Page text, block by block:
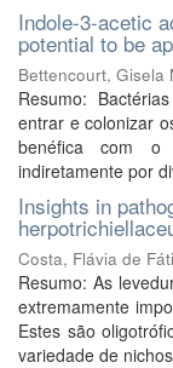
Indole-3-acetic
potential to be
Bettencourt, Gisela
Resumo:
entrar e colonizar
benéfica com o
indiretamente por
Insights in
Costa, Flávia de
Resumo: As
extremamente
Estes são
variedade de